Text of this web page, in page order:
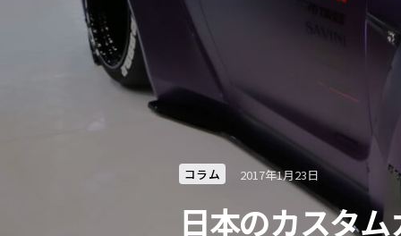
コラム 2017年1月23日
日本のカスタ